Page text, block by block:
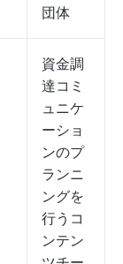
団体
資金調
達コミ
ュニケ
ーショ
ンのプ
ランニ
ングを
行うコ
ンテン